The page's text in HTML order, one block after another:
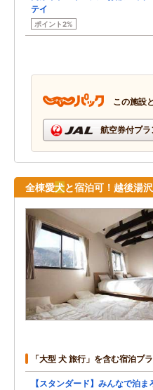
テイ
ポイント2%
この施設
航空券付プ
全棟愛犬と宿泊可！越後湯
「大型 犬 旅行」を含む宿泊プ
【スタンダード】みんなで泊ま